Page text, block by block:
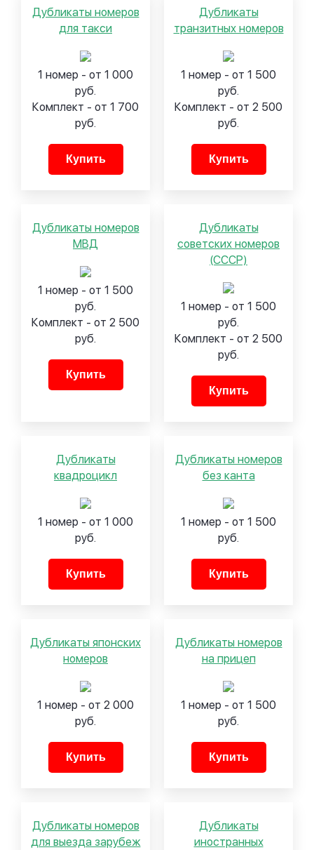
Дубликаты номеров
для такси
1 номер - от 1 000
руб.
Комплект - от 1 700
руб.
Купить
Дубликаты
транзитных номеров
1 номер - от 1 500
руб.
Комплект - от 2 500
руб.
Купить
Дубликаты номеров
МВД
1 номер - от 1 500
руб.
Комплект - от 2 500
руб.
Купить
Дубликаты
советских номеров
(СССР)
1 номер - от 1 500
руб.
Комплект - от 2 500
руб.
Купить
Дубликаты
квадроцикл
1 номер - от 1 000
руб.
Купить
Дубликаты номеров
без канта
1 номер - от 1 500
руб.
Купить
Дубликаты японских
номеров
1 номер - от 2 000
руб.
Купить
Дубликаты номеров
на прицеп
1 номер - от 1 500
руб.
Купить
Дубликаты номеров
для выезда зарубеж
Дубликаты
иностранных